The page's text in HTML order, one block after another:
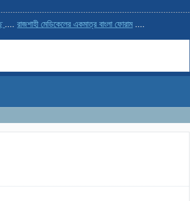
রাজশাহী মেডিকেলের একমাত্র বাংলা ফোরাম....